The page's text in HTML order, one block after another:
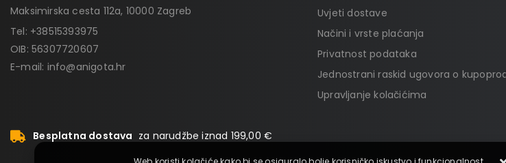
Maksimirska cesta 112a, 10000 Zagreb
Tel: +38515393975
OIB: 56307720607
E-mail: info@anigota.hr
Uvjeti dostave
Načini i vrste plaćanja
Privatnost podataka
Jednostrani raskid ugovora o
Upravljanje kolačićima
Besplatna dostava za narudžbe iznad 199,00 €